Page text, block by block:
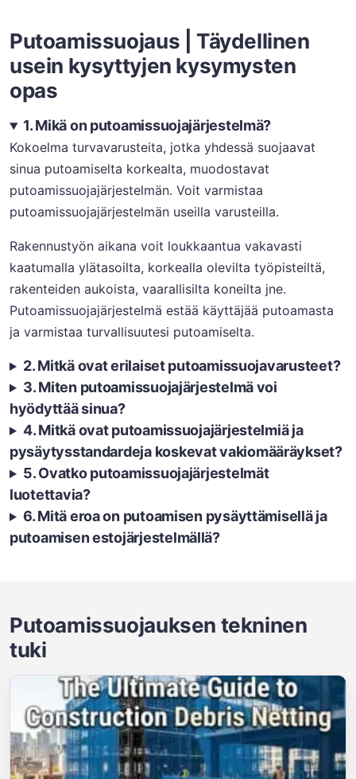
Putoamissuojaus | Täydellinen
usein kysyttyjen kysymysten
opas
1. Mikä on putoamissuojajärjestelmä?
Kokoelma turvavarusteita, jotka yhdessä suojaavat
sinua putoamiselta korkealta, muodostavat
putoamissuojajärjestelmän. Voit varmistaa
putoamissuojajärjestelmän useilla varusteilla.
Rakennustyön aikana voit loukkaantua vakavasti
kaatumalla ylätasoilta, korkealla olevilta työpisteiltä,
rakenteiden aukoista, vaarallisilta koneilta jne.
Putoamissuojajärjestelmä estää käyttäjää putoamasta
ja varmistaa turvallisuutesi putoamiselta.
2. Mitkä ovat erilaiset putoamissuojavarusteet?
3. Miten putoamissuojajärjestelmä voi
hyödyttää sinua?
4. Mitkä ovat putoamissuojajärjestelmiä ja
pysäytysstandardeja koskevat vakiomääräykset?
5. Ovatko putoamissuojajärjestelmät
luotettavia?
6. Mitä eroa on putoamisen pysäyttämisellä ja
putoamisen estojärjestelmällä?
Putoamissuojauksen tekninen
tuki